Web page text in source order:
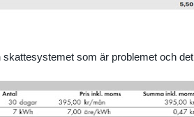
som är problemet och det